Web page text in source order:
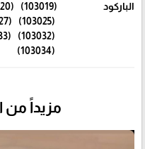
الباركود
(103034)
مزيداً من